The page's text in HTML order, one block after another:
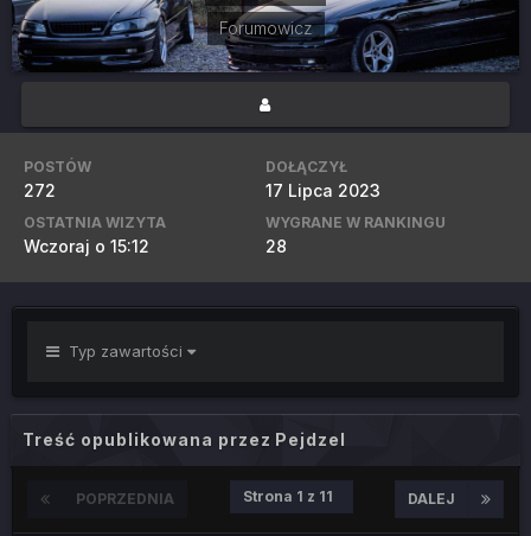
Forumowicz
POSTÓW
272
DOŁĄCZYŁ
17 Lipca 2023
OSTATNIA WIZYTA
Wczoraj o 15:12
WYGRANE W RANKINGU
28
Typ zawartości
Treść opublikowana przez Pejdzel
POPRZEDNIA DALEJ
Strona 1 z 11